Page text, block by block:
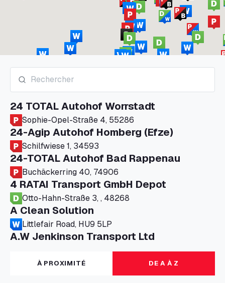
24 TOTAL Autohof Worrstadt
Sophie-Opel-Straße 4, 55286
24-Agip Autohof Homberg (Efze)
Schilfwiese 1, 34593
24-TOTAL Autohof Bad Rappenau
Buchäckerring 40, 74906
4 RATAI Transport GmbH Depot
Otto-Hahn-Straße 3, , 48268
A Clean Solution
Littlefair Road, HU9 5LP
A.W Jenkinson Transport Ltd
Progress House, ME11 5GA
A+G Nettetal - Depot Parking
Am Panneschopp 7, 41334
À PROXIMITÉ DE A À Z